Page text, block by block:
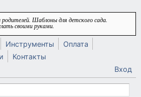
содержанию
Шаблоны для детского сада.
своими руками.
Инструменты
Оплата
Контакты
Вход